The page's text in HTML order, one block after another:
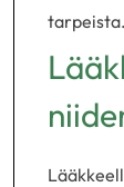
tarpeista.